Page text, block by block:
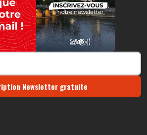
Newsletter gratuite